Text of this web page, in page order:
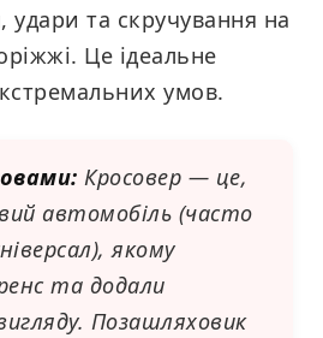
удари та скручування на
Це ідеальне
умов.
Кросовер — це,
автомобіль (часто
якому
та додали
Позашляховик